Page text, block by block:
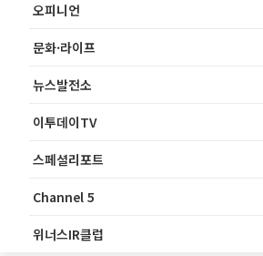
오피니언
문화·라이프
뉴스발전소
이투데이TV
스페셜리포트
Channel 5
위너스IR클럽